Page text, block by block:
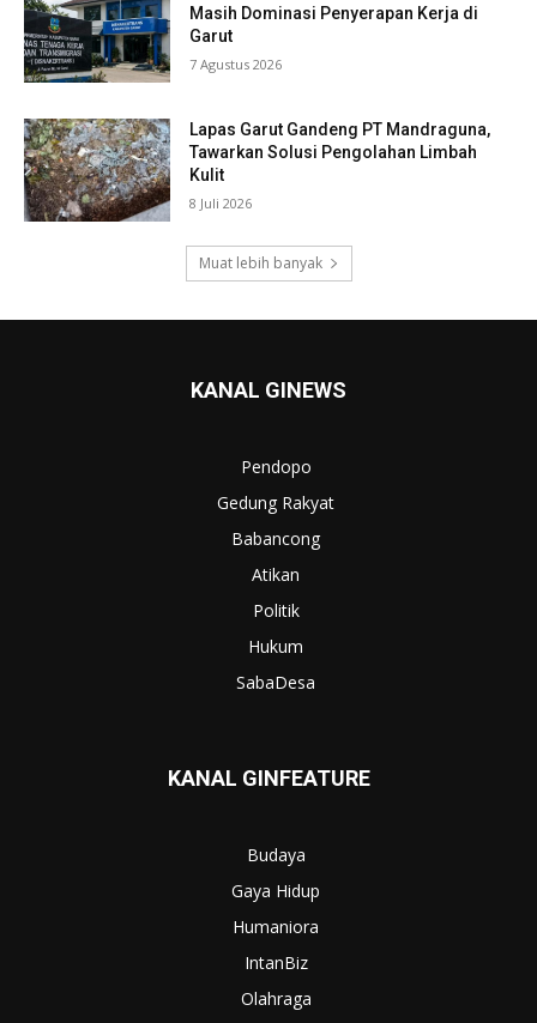
Masih Dominasi Penyerapan Kerja di
Garut
7 Agustus 2026
Lapas Garut Gandeng PT Mandraguna,
Tawarkan Solusi Pengolahan Limbah
Kulit
8 Juli 2026
Muat lebih banyak
KANAL GINEWS
Pendopo
Gedung Rakyat
Babancong
Atikan
Politik
Hukum
SabaDesa
KANAL GINFEATURE
Budaya
Gaya Hidup
Humaniora
IntanBiz
Olahraga